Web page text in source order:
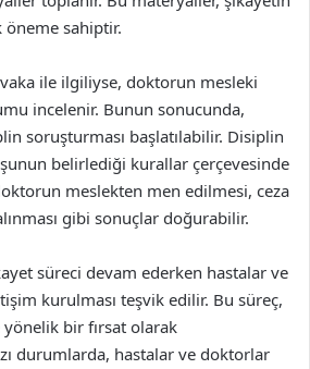
sahiptir.
ile ilgiliyse, doktorun mesleki
incelenir. Bunun sonucunda,
soruşturması başlatılabilir. Disiplin
belirlediği kurallar çerçevesinde
meslekten men edilmesi, ceza
gibi sonuçlar doğurabilir.
süreci devam ederken hastalar ve
kurulması teşvik edilir. Bu süreç,
bir fırsat olarak
durumlarda, hastalar ve doktorlar